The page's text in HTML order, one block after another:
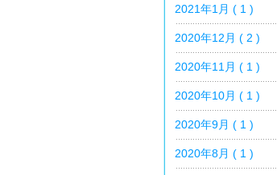
2021年1月 ( 1 )
2020年12月 ( 2 )
2020年11月 ( 1 )
2020年10月 ( 1 )
2020年9月 ( 1 )
2020年8月 ( 1 )